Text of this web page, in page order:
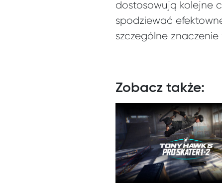
dostosowują kolejne
spodziewać
szczególne
Zobacz także: